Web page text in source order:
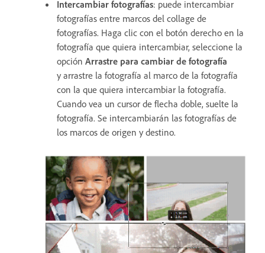
Intercambiar fotografías: puede intercambiar
fotografías entre marcos del collage de
fotografías. Haga clic con el botón derecho en la
fotografía que quiera intercambiar, seleccione la
opción Arrastre para cambiar de fotografía
y arrastre la fotografía al marco de la fotografía
con la que quiera intercambiar la fotografía.
Cuando vea un cursor de flecha doble, suelte la
fotografía. Se intercambiarán las fotografías de
los marcos de origen y destino.